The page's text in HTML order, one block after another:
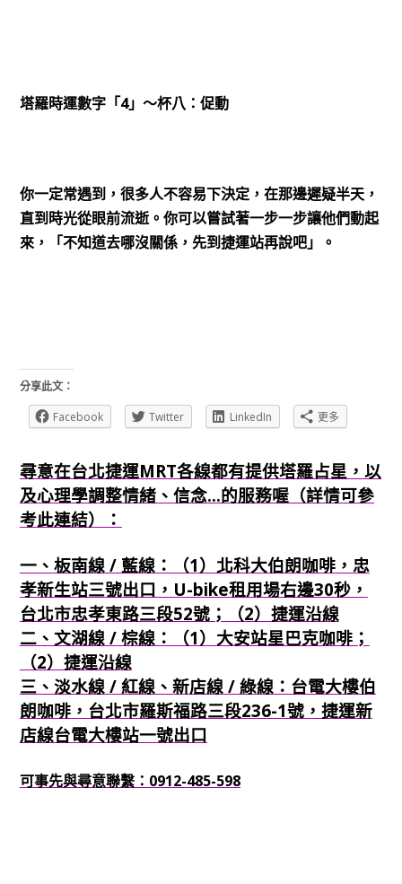
塔羅時運數字「4」～杯八：促動
你一定常遇到，很多人不容易下決定，在那邊遲疑半天，
直到時光從眼前流逝。你可以嘗試著一步一步讓他們動起
來，「不知道去哪沒關係，先到捷運站再說吧」。
分享此文：
Facebook
Twitter LinkedIn 更多
尋意在台北捷運MRT各線都有提供塔羅占星，以
及心理學調整情緒、信念...的服務喔（詳情可參
考此連結）：
一、板南線 / 藍線：（1）北科大伯朗咖啡，忠
孝新生站三號出口，U-bike租用場右邊30秒，
台北市忠孝東路三段52號；（2）捷運沿線
二、文湖線 / 棕線：（1）大安站星巴克咖啡；
（2）捷運沿線
三、淡水線 / 紅線、新店線 / 綠線：台電大樓伯
朗咖啡，台北市羅斯福路三段236-1號，捷運新
店線台電大樓站一號出口
可事先與尋意聯繫：0912-485-598